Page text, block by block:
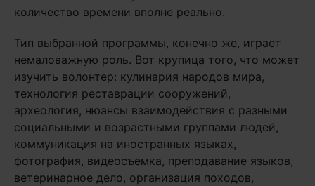
количество времени вполне реально.
Тип выбранной программы, конечно же, играет
немаловажную роль. Вот крупица того, что может
изучить волонтер: кулинария народов мира,
технология реставрации сооружений,
археология, нюансы взаимодействия с разными
социальными и возрастными группами людей,
коммуникация на иностранных языках,
фотография, видеосъемка, преподавание языков,
ветеринарное дело, организация походов,